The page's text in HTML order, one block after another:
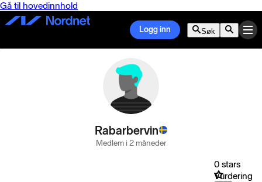
Gå til hovedinnhold
Logg inn Søk
Rabarbervin
Medlem i 2 måneder
0 stars
Vurdering